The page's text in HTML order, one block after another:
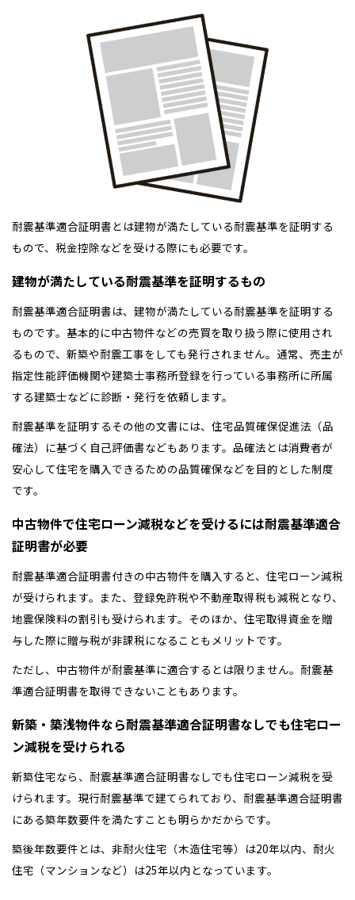
耐震基準適合証明書とは建物が満たしている耐震基準を証明する
もので、税金控除などを受ける際にも必要です。
建物が満たしている耐震基準を証明するもの
耐震基準適合証明書は、建物が満たしている耐震基準を証明する
ものです。基本的に中古物件などの売買を取り扱う際に使用され
るもので、新築や耐震工事をしても発行されません。通常、売主が
指定性能評価機関や建築士事務所登録を行っている事務所に所属
する建築士などに診断・発行を依頼します。
耐震基準を証明するその他の文書には、住宅品質確保促進法（品
確法）に基づく自己評価書などもあります。品確法とは消費者が
安心して住宅を購入できるための品質確保などを目的とした制度
です。
中古物件で住宅ローン減税などを受けるには耐震基準適合
証明書が必要
耐震基準適合証明書付きの中古物件を購入すると、住宅ローン減税
が受けられます。また、登録免許税や不動産取得税も減税となり、
地震保険料の割引も受けられます。そのほか、住宅取得資金を贈
与した際に贈与税が非課税になることもメリットです。
ただし、中古物件が耐震基準に適合するとは限りません。耐震基
準適合証明書を取得できないこともあります。
新築・築浅物件なら耐震基準適合証明書なしでも住宅ロー
ン減税を受けられる
新築住宅なら、耐震基準適合証明書なしでも住宅ローン減税を受
けられます。現行耐震基準で建てられており、耐震基準適合証明書
にある築年数要件を満たすことも明らかだからです。
築後年数要件とは、非耐火住宅（木造住宅等）は20年以内、耐火
住宅（マンションなど）は25年以内となっています。